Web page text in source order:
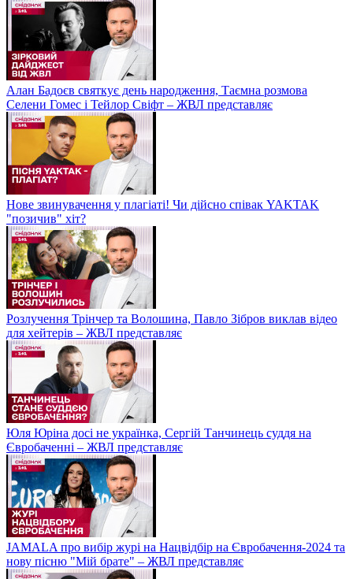
Алан Бадоєв святкує день народження, Таємна розмова
Селени Гомес і Тейлор Свіфт – ЖВЛ представляє
Нове звинувачення у плагіаті! Чи дійсно співак YAKTAK
"позичив" хіт?
Розлучення Трінчер та Волошина, Павло Зібров виклав відео
для хейтерів – ЖВЛ представляє
Юля Юріна досі не українка, Сергій Танчинець суддя на
Євробаченні – ЖВЛ представляє
JAMALA про вибір журі на Нацвідбір на Євробачення-2024 та
нову пісню "Мій брате" – ЖВЛ представляє